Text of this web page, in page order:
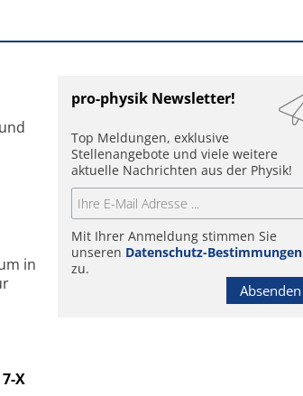
in
X
pro-physik Newsletter!
Top Meldungen, exklusive
Stellenangebote und viele weitere
aktuelle Nachrichten aus der Physik!
Mit Ihrer Anmeldung stimmen Sie
unseren Datenschutz-Bestimmungen
zu.
Absenden